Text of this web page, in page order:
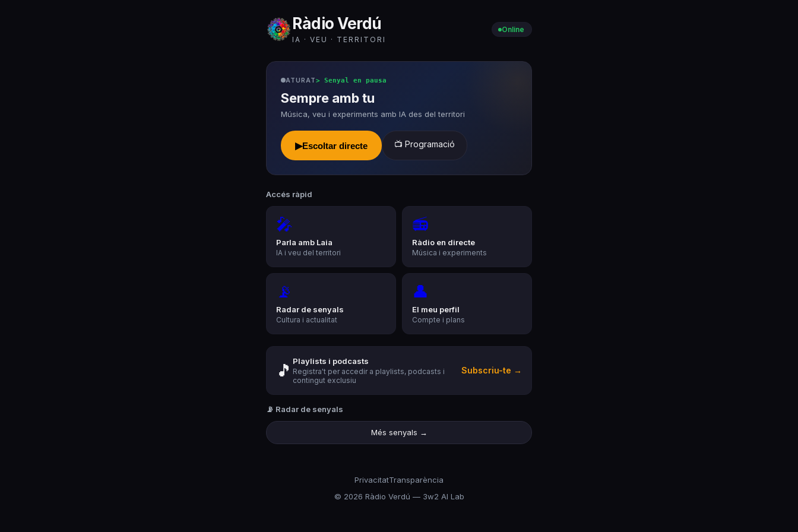
Ràdio Verdú
IA · VEU · TERRITORI
Online
ATURAT> Senyal en pausa
Sempre amb tu
Música, veu i experiments amb IA des del territori
▶Escoltar directe 📺 Programació
Accés ràpid
🎤
Parla amb Laia
IA i veu del territori
📻
Ràdio en directe
Música i experiments
📡
Radar de senyals
Cultura i actualitat
👤
El meu perfil
Compte i plans
🎵 Playlists i podcasts
Registra't per accedir a playlists, podcasts i
contingut exclusiu
Subscriu-te →
📡 Radar de senyals
Més senyals →
PrivacitatTransparència
© 2026 Ràdio Verdú — 3w2 AI Lab